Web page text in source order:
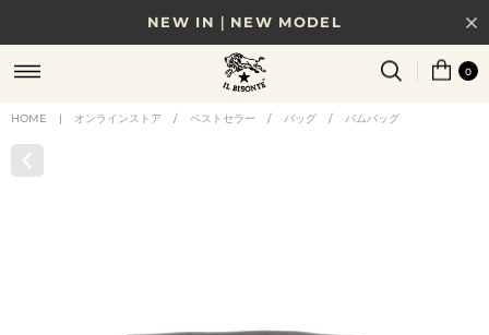
NEW IN｜NEW MODEL
8/17(月)10時まで｜税込11,000円以上で送料無料
贈る相手やシーンから選べる、新しいギフトガイド
0
HOME | オンラインストア / ベストセラー / バッグ / バムバッグ